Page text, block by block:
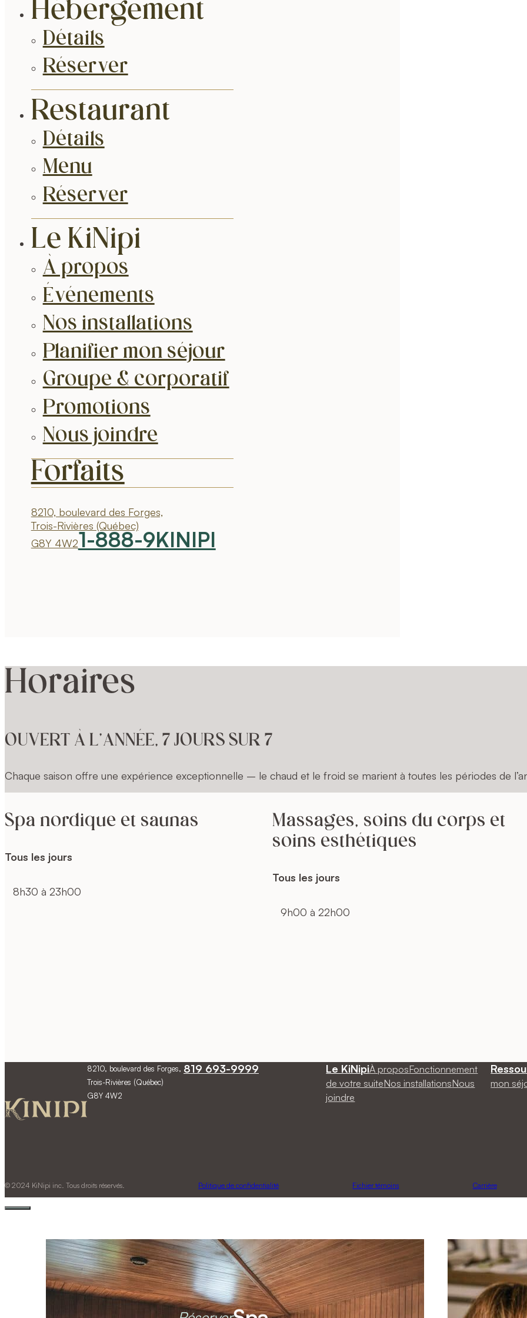
Hébergement
Détails
Réserver
Restaurant
Détails
Menu
Réserver
Le KiNipi
À propos
Événements
Nos installations
Planifier mon séjour
Groupe & corporatif
Promotions
Nous joindre
Forfaits
8210, boulevard des Forges,
Trois-Rivières (Québec)
G8Y 4W21-888-9KINIPI
Horaires
OUVERT À L’ANNÉE, 7 JOURS SUR 7
Chaque saison offre une expérience exceptionnelle – le chaud et le froid se marient à toutes les périodes de
Spa nordique et saunas
Tous les jours
8h30 à 23h00
Massages, soins du corps et
soins esthétiques
Tous les jours
9h00 à 22h00
8210, boulevard des Forges,
Trois-Rivières (Québec)
G8Y 4W2
819 693-9999 Le KiNipiÀ proposFonctionnement
de votre suiteNos installationsNous
joindre
mon
© 2024 KiNipi inc. Tous droits réservés. Politique de confidentialité Fichier témoins Carrière